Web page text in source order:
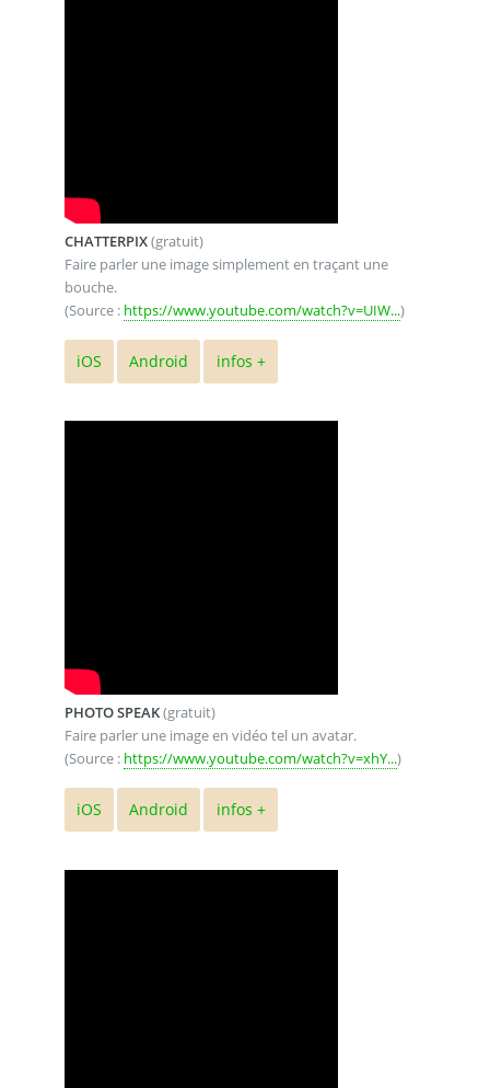
CHATTERPIX(gratuit)
Faire parler une image simplement en traçant une
bouche.
(Source : https://www.youtube.com/watch?v=UIW...)
iOS Android infos +
PHOTO SPEAK(gratuit)
Faire parler une image en vidéo tel un avatar.
(Source : https://www.youtube.com/watch?v=xhY...)
iOS Android infos +